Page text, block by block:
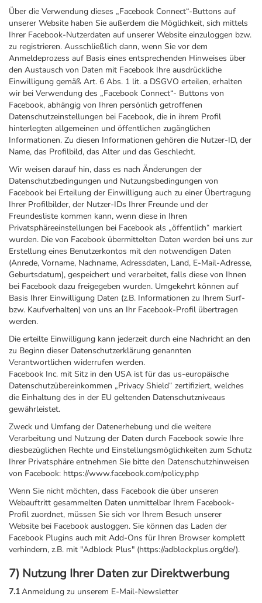
Über die Verwendung dieses „Facebook Connect“-Buttons auf
unserer Website haben Sie außerdem die Möglichkeit, sich mittels
Ihrer Facebook-Nutzerdaten auf unserer Website einzuloggen bzw.
zu registrieren. Ausschließlich dann, wenn Sie vor dem
Anmeldeprozess auf Basis eines entsprechenden Hinweises über
den Austausch von Daten mit Facebook Ihre ausdrückliche
Einwilligung gemäß Art. 6 Abs. 1 lit. a DSGVO erteilen, erhalten
wir bei Verwendung des „Facebook Connect“- Buttons von
Facebook, abhängig von Ihren persönlich getroffenen
Datenschutzeinstellungen bei Facebook, die in ihrem Profil
hinterlegten allgemeinen und öffentlichen zugänglichen
Informationen. Zu diesen Informationen gehören die Nutzer-ID, der
Name, das Profilbild, das Alter und das Geschlecht.
Wir weisen darauf hin, dass es nach Änderungen der
Datenschutzbedingungen und Nutzungsbedingungen von
Facebook bei Erteilung der Einwilligung auch zu einer Übertragung
Ihrer Profilbilder, der Nutzer-IDs Ihrer Freunde und der
Freundesliste kommen kann, wenn diese in Ihren
Privatsphäreeinstellungen bei Facebook als „öffentlich“ markiert
wurden. Die von Facebook übermittelten Daten werden bei uns zur
Erstellung eines Benutzerkontos mit den notwendigen Daten
(Anrede, Vorname, Nachname, Adressdaten, Land, E-Mail-Adresse,
Geburtsdatum), gespeichert und verarbeitet, falls diese von Ihnen
bei Facebook dazu freigegeben wurden. Umgekehrt können auf
Basis Ihrer Einwilligung Daten (z.B. Informationen zu Ihrem Surf-
bzw. Kaufverhalten) von uns an Ihr Facebook-Profil übertragen
werden.
Die erteilte Einwilligung kann jederzeit durch eine Nachricht an den
zu Beginn dieser Datenschutzerklärung genannten
Verantwortlichen widerrufen werden.
Facebook Inc. mit Sitz in den USA ist für das us-europäische
Datenschutzübereinkommen „Privacy Shield“ zertifiziert, welches
die Einhaltung des in der EU geltenden Datenschutzniveaus
gewährleistet.
Zweck und Umfang der Datenerhebung und die weitere
Verarbeitung und Nutzung der Daten durch Facebook sowie Ihre
diesbezüglichen Rechte und Einstellungsmöglichkeiten zum Schutz
Ihrer Privatsphäre entnehmen Sie bitte den Datenschutzhinweisen
von Facebook: https://www.facebook.com/policy.php
Wenn Sie nicht möchten, dass Facebook die über unseren
Webauftritt gesammelten Daten unmittelbar Ihrem Facebook-
Profil zuordnet, müssen Sie sich vor Ihrem Besuch unserer
Website bei Facebook ausloggen. Sie können das Laden der
Facebook Plugins auch mit Add-Ons für Ihren Browser komplett
verhindern, z.B. mit "Adblock Plus" (https://adblockplus.org/de/).
7) Nutzung Ihrer Daten zur Direktwerbung
7.1Anmeldung zu unserem E-Mail-Newsletter